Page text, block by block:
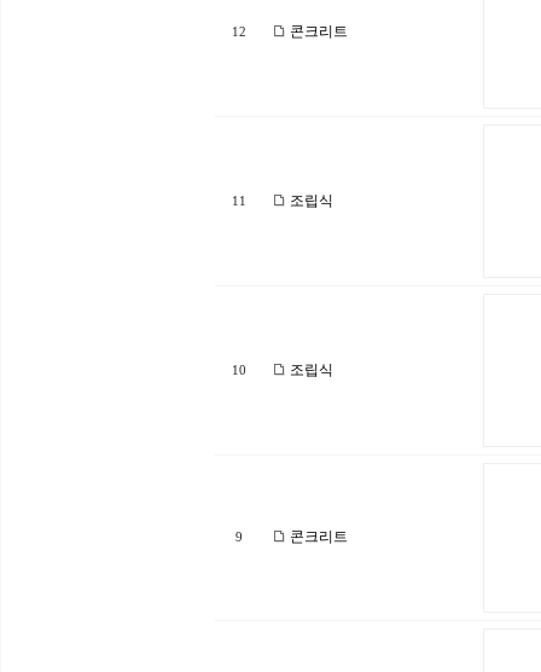
12 콘크리트
11 조립식
10 조립식
9 콘크리트